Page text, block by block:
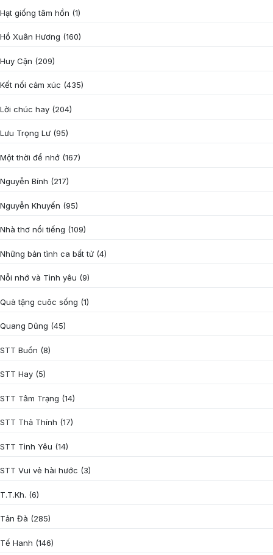
Hạt giống tâm hồn (1)
Hồ Xuân Hương (160)
Huy Cận (209)
Kết nối cảm xúc (435)
Lời chúc hay (204)
Lưu Trọng Lư (95)
Một thời để nhớ (167)
Nguyễn Bính (217)
Nguyễn Khuyến (95)
Nhà thơ nổi tiếng (109)
Những bản tình ca bất tử (4)
Nỗi nhớ và Tình yêu (9)
Quà tặng cuôc sống (1)
Quang Dũng (45)
STT Buồn (8)
STT Hay (5)
STT Tâm Trạng (14)
STT Thả Thính (17)
STT Tình Yêu (14)
STT Vui vẻ hài hước (3)
T.T.Kh. (6)
Tản Đà (285)
Tế Hanh (146)